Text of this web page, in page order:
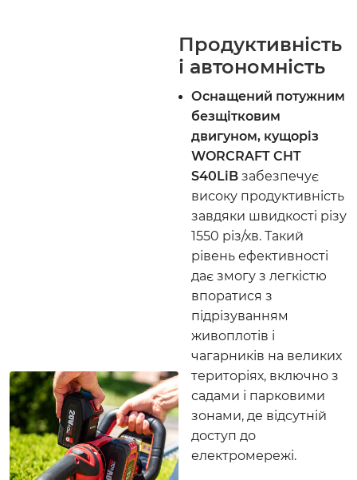
Продуктивність
і автономність
Оснащений потужним
безщітковим
двигуном, кущоріз
WORCRAFT CHT
S40LiB забезпечує
високу продуктивність
завдяки швидкості різу
1550 різ/хв. Такий
рівень ефективності
дає змогу з легкістю
впоратися з
підрізуванням
живоплотів і
чагарників на великих
територіях, включно з
садами і парковими
зонами, де відсутній
доступ до
електромережі.